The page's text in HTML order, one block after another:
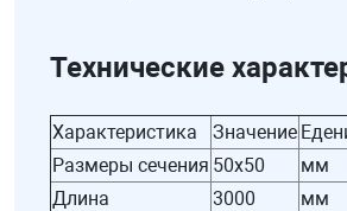
Технические
Характеристика Значение
Размеры сечения 50х50
мм
Длина
3000
мм